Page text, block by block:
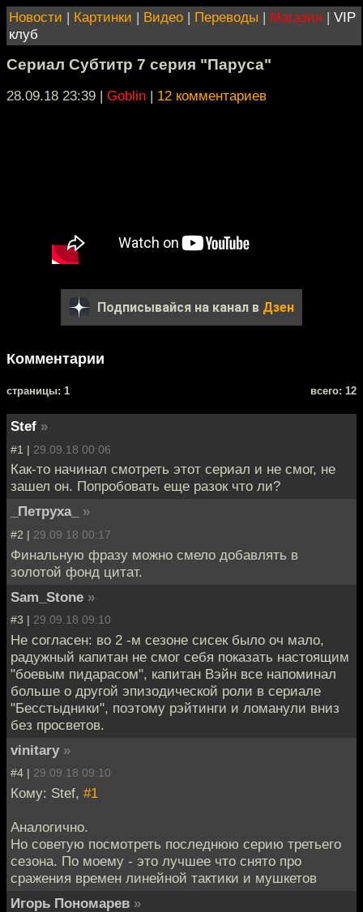
Новости | Картинки | Видео | Переводы | Магазин | VIP
клуб
Сериал Субтитр 7 серия "Паруса"
28.09.18 23:39 | Goblin | 12 комментариев
Подписывайся на канал в Дзен
Комментарии
cтраницы: 1 всего: 12
Stef »
#1 | 29.09.18 00:06
Как-то начинал смотреть этот сериал и не смог, не
зашел он. Попробовать еще разок что ли?
_Петруха_
»
#2 | 29.09.18 00:17
Финальную фразу можно смело добавлять в
золотой фонд цитат.
Sam_Stone »
#3 | 29.09.18 09:10
Не согласен: во 2 -м сезоне сисек было оч мало,
радужный капитан не смог себя показать настоящим
"боевым пидарасом", капитан Вэйн все напоминал
больше о другой эпизодической роли в сериале
"Бесстыдники", поэтому рэйтинги и ломанули вниз
без просветов.
vinitary »
#4 | 29.09.18 09:10
Кому: Stef, #1
Аналогично.
Но советую посмотреть последнюю серию третьего
сезона. По моему - это лучшее что снято про
сражения времен линейной тактики и мушкетов
Игорь Пономарев »